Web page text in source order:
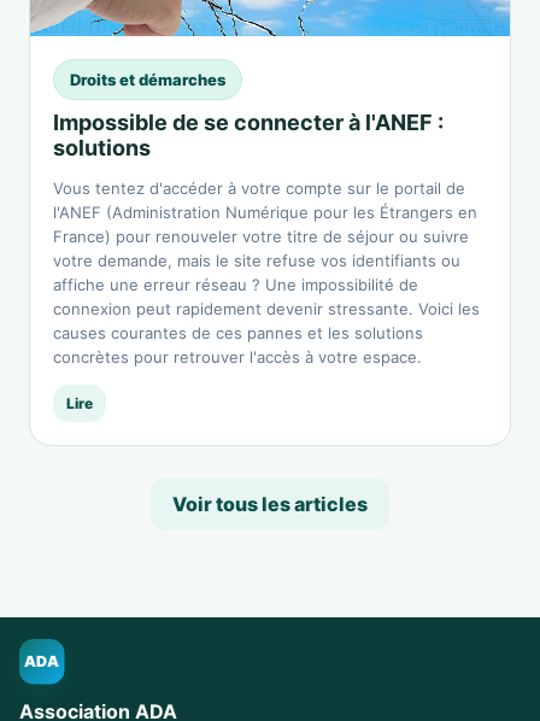
Droits et démarches
Impossible de se connecter à l'ANEF :
solutions
Vous tentez d'accéder à votre compte sur le portail de
l'ANEF (Administration Numérique pour les Étrangers en
France) pour renouveler votre titre de séjour ou suivre
votre demande, mais le site refuse vos identifiants ou
affiche une erreur réseau ? Une impossibilité de
connexion peut rapidement devenir stressante. Voici les
causes courantes de ces pannes et les solutions
concrètes pour retrouver l'accès à votre espace.
Lire
Voir tous les articles
ADA
Association ADA